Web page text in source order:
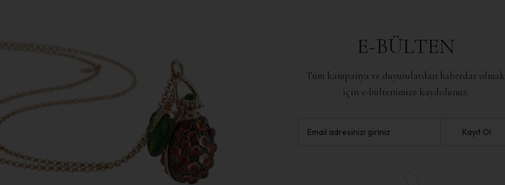
E-BÜLTEN
Tüm kampanya ve duyurulardan haberdar olmak
için e-bültenimize kaydolunuz.
Kayıt Ol